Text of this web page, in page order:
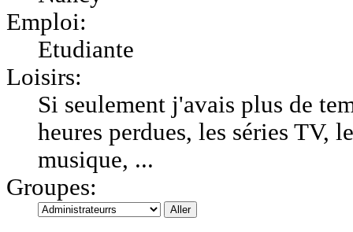
Emploi:
Etudiante
Loisirs:
Si seulement j'avais plus de
heures perdues, les séries TV,
musique, ...
Groupes: